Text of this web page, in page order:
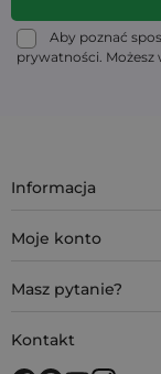
Aby poznać
prywatności. Możesz
Informacja
Moje konto
Masz pytanie?
Kontakt